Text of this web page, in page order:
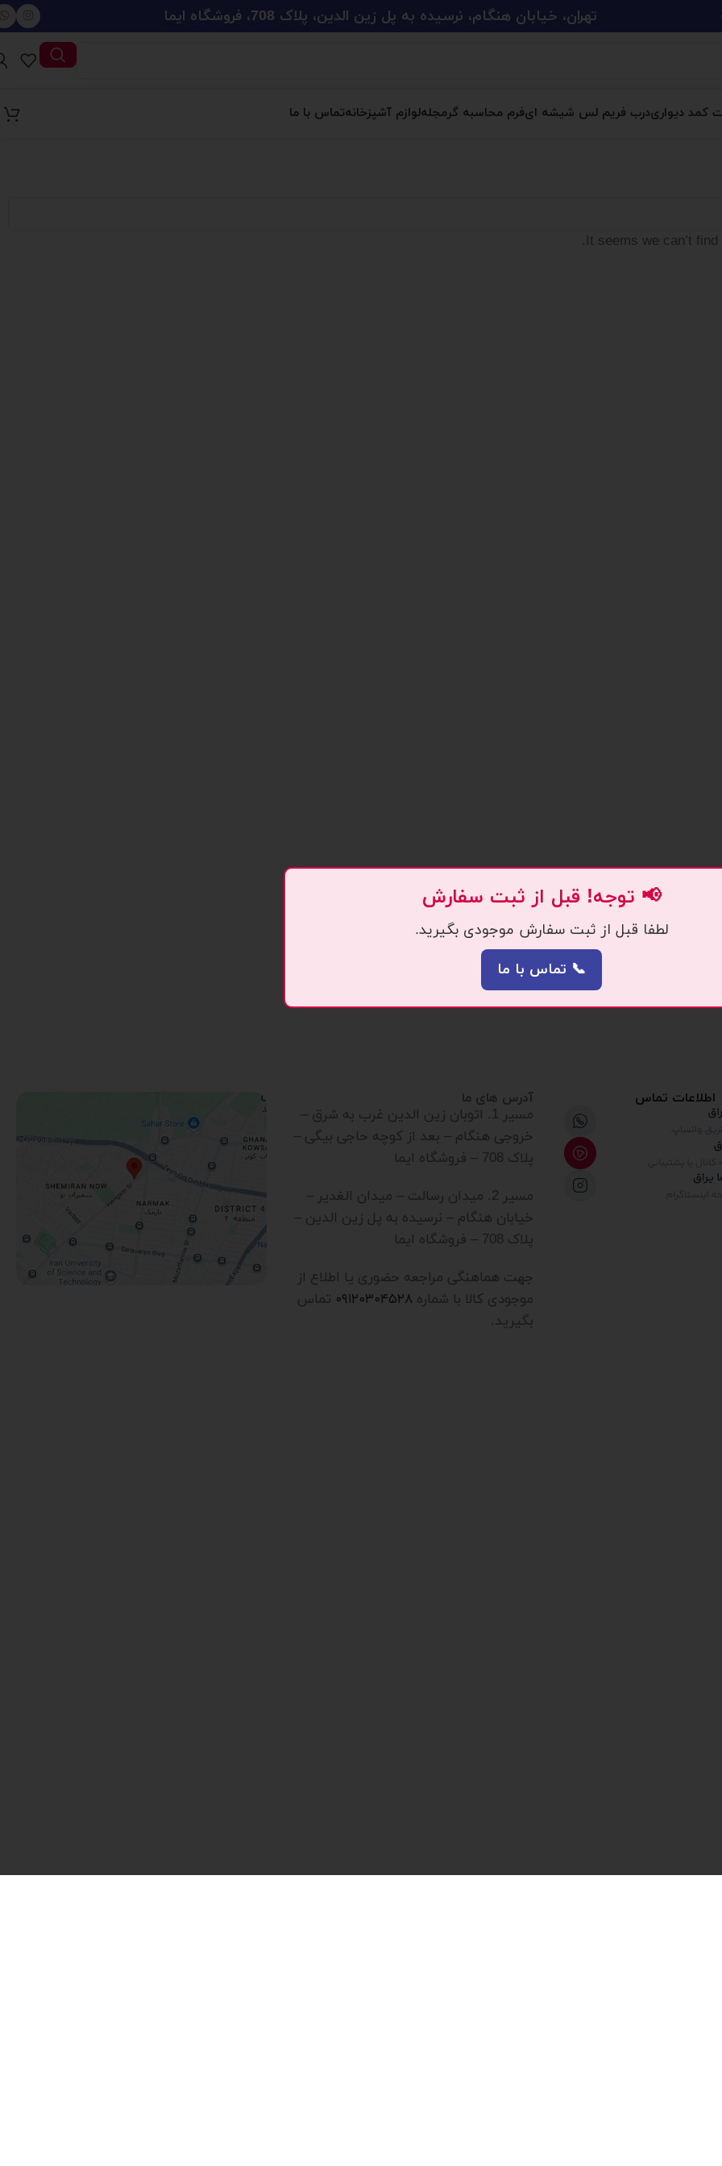
تهران، خیابان هنگام، نرسیده به پل زین الدین، پلاک 708، فروشگاه ایما
کمد دیواریدرب فریم لس شیشه ایفرم محاسبه گرمجلهلوازم آشپزخانهتماس با ما
It seems we can’t
اطلاعات تماس آدرس های ما
مسیر 1. اتوبان زین الدین غرب به شرق –
خروجی هنگام – بعد از کوچه حاجی بیگی –
پلاک 708 – فروشگاه ایما
مسیر 2. میدان رسالت – میدان الغدیر –
خیابان هنگام – نرسیده به پل زین الدین –
پلاک 708 – فروشگاه ایما
جهت هماهنگی مراجعه حضوری یا اطلاع از
موجودی کالا با شماره ۰۹۱۲۰۳۰۴۵۲۸ تماس
بگیرید.
📢 توجه! قبل از ثبت سفارش
لطفا قبل از ثبت سفارش موجودی بگیرید.
📞 تماس با ما